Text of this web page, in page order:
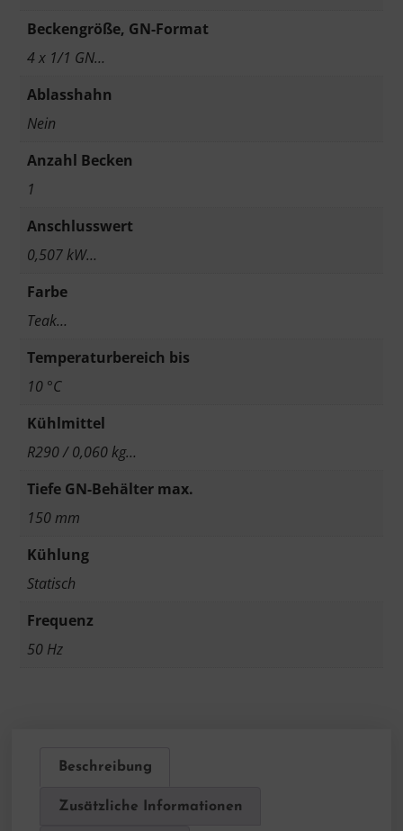
Beckengröße, GN-Format
4 x 1/1 GN…
Ablasshahn
Nein
Anzahl Becken
1
Anschlusswert
0,507 kW…
Farbe
Teak…
Temperaturbereich bis
10 °C
Kühlmittel
R290 / 0,060 kg…
Tiefe GN-Behälter max.
150 mm
Kühlung
Statisch
Frequenz
50 Hz
Beschreibung
Zusätzliche Informationen